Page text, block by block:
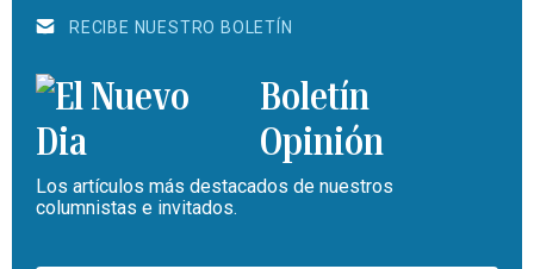
RECIBE NUESTRO BOLETÍN
Boletín
Opinión
Los artículos más destacados de nuestros
columnistas e invitados.